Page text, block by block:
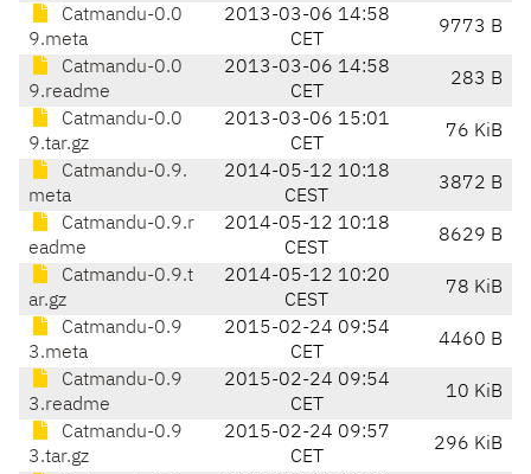
Catmandu-0.0
9.meta
2013-03-06 14:58
CET
9773 B
Catmandu-0.0
9.readme
2013-03-06 14:58
CET
283 B
Catmandu-0.0
9.tar.gz
2013-03-06 15:01
CET
76 KiB
Catmandu-0.9.
meta
2014-05-12 10:18
CEST
3872 B
Catmandu-0.9.r
eadme
2014-05-12 10:18
CEST
8629 B
Catmandu-0.9.t
ar.gz
2014-05-12 10:20
CEST
78 KiB
Catmandu-0.9
3.meta
2015-02-24 09:54
CET
4460 B
Catmandu-0.9
3.readme
2015-02-24 09:54
CET
10 KiB
Catmandu-0.9
3.tar.gz
2015-02-24 09:57
CET
296 KiB